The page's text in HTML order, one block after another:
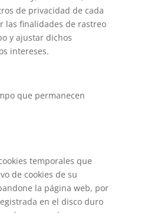
de privacidad de cada
las finalidades de rastreo
y ajustar dichos
intereses.
que permanecen
temporales que
de cookies de su
la página web, por
en el disco duro